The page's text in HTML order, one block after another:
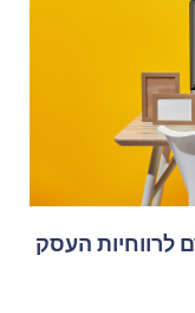
לרווחיות העסק